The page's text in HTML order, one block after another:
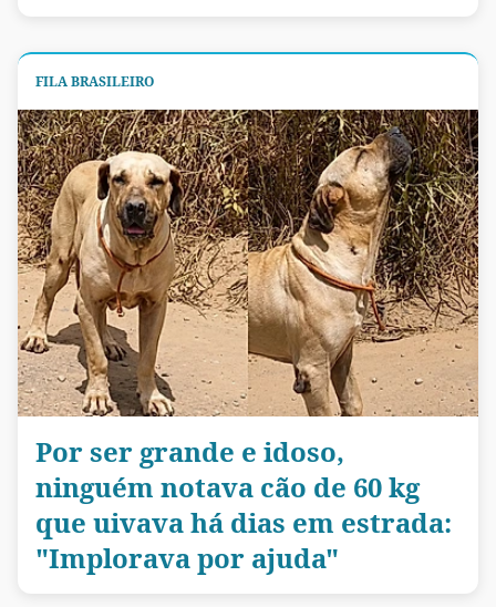
FILA BRASILEIRO
Por ser grande e idoso,
ninguém notava cão de 60 kg
que uivava há dias em estrada:
"Implorava por ajuda"